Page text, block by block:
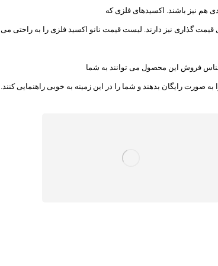
هم نیز باشند. اکسیدهای فلزی که
قیمت گذاری نیز دارند. لیست قیمت نانو اکسید فلزی را به راحتی
فروش این محصول می توانند به شما
صورت رایگان بدهند و شما را در این زمینه به خوبی راهنمایی کنند.